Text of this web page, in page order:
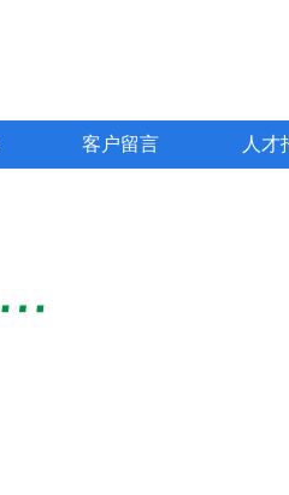
客户留言 人才